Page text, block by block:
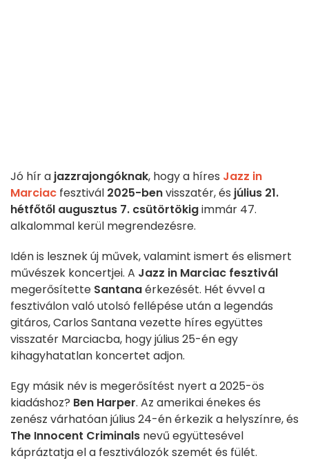
Jó hír a jazzrajongóknak, hogy a híres Jazz in
Marciac fesztivál 2025-benvisszatér, és július 21.
hétfőtől augusztus 7. csütörtökigimmár 47.
alkalommal kerül megrendezésre.
Idén is lesznek új művek, valamint ismert és elismert
művészek koncertjei. A Jazz in Marciac fesztivál
megerősítette Santanaérkezését. Hét évvel a
fesztiválon való utolsó fellépése után a legendás
gitáros, Carlos Santana vezette híres együttes
visszatér Marciacba, hogy július 25-én egy
kihagyhatatlan koncertet adjon.
Egy másik név is megerősítést nyert a 2025-ös
kiadáshoz? Ben Harper. Az amerikai énekes és
zenész várhatóan július 24-én érkezik a helyszínre, és
The Innocent Criminals nevű együttesével
kápráztatja el a fesztiválozók szemét és fülét.